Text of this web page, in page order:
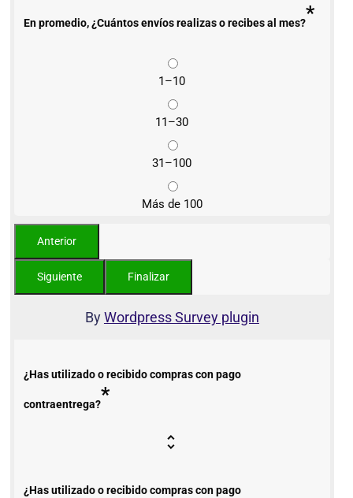
En promedio, ¿Cuántos envíos realizas o recibes al mes?*
1–10
11–30
31–100
Más de 100
ByWordpress Survey plugin
¿Has utilizado o recibido compras con pago
contraentrega?*
¿Has utilizado o recibido compras con pago